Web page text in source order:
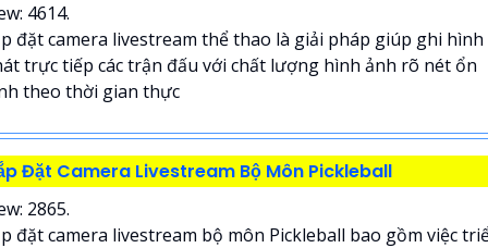
4614.
đặt camera livestream thể thao là giải pháp giúp ghi hình
trực tiếp các trận đấu với chất lượng hình ảnh rõ nét ổn
theo thời gian thực
Đặt Camera Livestream Bộ Môn Pickleball
2865.
đặt camera livestream bộ môn Pickleball bao gồm việc